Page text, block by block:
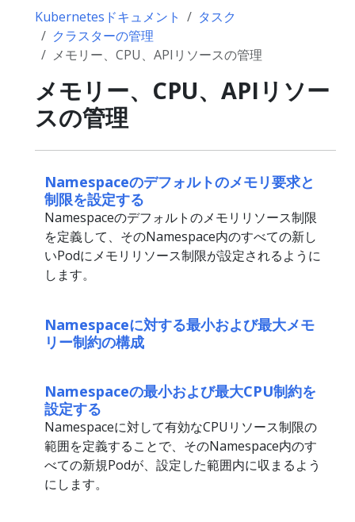
Kubernetesドキュメント
タスク
クラスターの管理
メモリー、CPU、APIリソースの管理
メモリー、CPU、APIリソー
スの管理
Namespaceのデフォルトのメモリ要求と
制限を設定する
Namespaceのデフォルトのメモリリソース制限
を定義して、そのNamespace内のすべての新し
いPodにメモリリソース制限が設定されるように
します。
Namespaceに対する最小および最大メモ
リー制約の構成
Namespaceの最小および最大CPU制約を
設定する
Namespaceに対して有効なCPUリソース制限の
範囲を定義することで、そのNamespace内のす
べての新規Podが、設定した範囲内に収まるよう
にします。